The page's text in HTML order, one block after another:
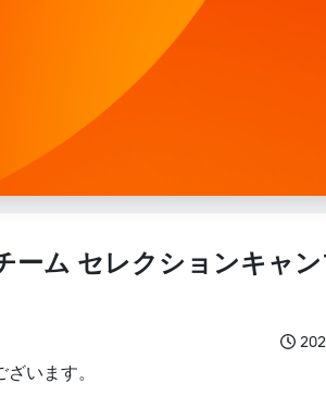
ーム セレクションキャ
います。